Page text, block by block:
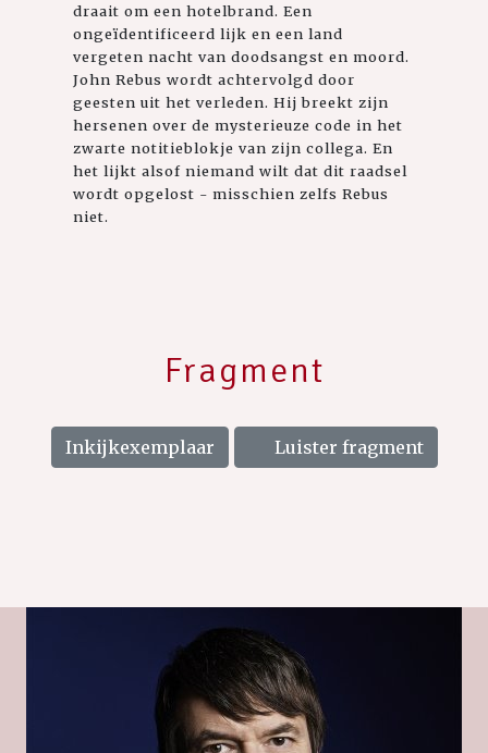
draait om een hotelbrand. Een
ongeïdentificeerd lijk en een land
vergeten nacht van doodsangst en moord.
John Rebus wordt achtervolgd door
geesten uit het verleden. Hij breekt zijn
hersenen over de mysterieuze code in het
zwarte notitieblokje van zijn collega. En
het lijkt alsof niemand wilt dat dit raadsel
wordt opgelost - misschien zelfs Rebus
niet.
Fragment
Inkijkexemplaar Luister fragment